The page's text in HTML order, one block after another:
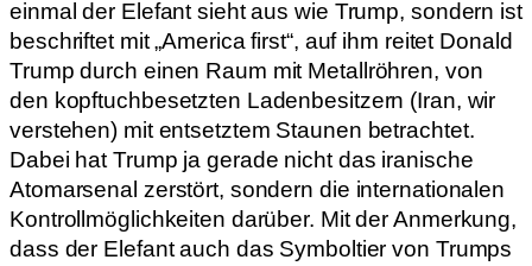
einmal der Elefant sieht aus wie Trump, sondern ist
beschriftet mit „America first“, auf ihm reitet Donald
Trump durch einen Raum mit Metallröhren, von
den kopftuchbesetzten Ladenbesitzern (Iran, wir
verstehen) mit entsetztem Staunen betrachtet.
Dabei hat Trump ja gerade nicht das iranische
Atomarsenal zerstört, sondern die internationalen
Kontrollmöglichkeiten darüber. Mit der Anmerkung,
dass der Elefant auch das Symboltier von Trumps